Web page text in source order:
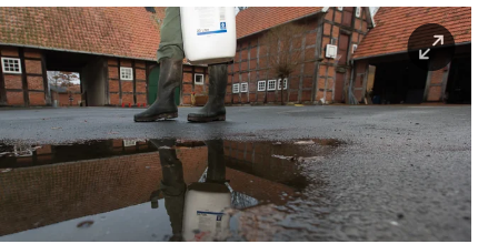
sport
berlin
nord
wahrheit
verlag